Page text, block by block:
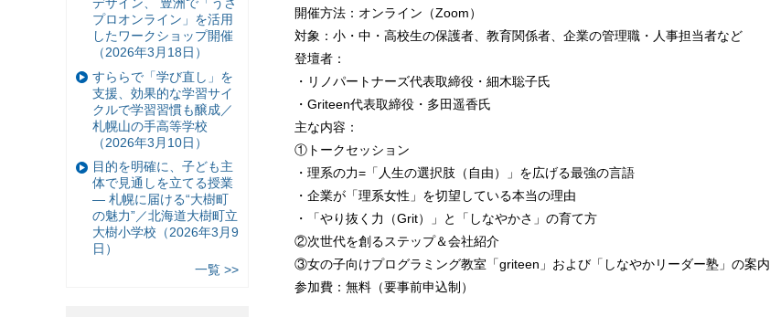
開催方法：オンライン（Zoom）
対象：小・中・高校生の保護者、教育関係者、企業の管理職・人事担当者など
登壇者：
・リノパートナーズ代表取締役・細木聡子氏
・Griteen代表取締役・多田遥香氏
主な内容：
①トークセッション
・理系の力=「人生の選択肢（自由）」を広げる最強の言語
・企業が「理系女性」を切望している本当の理由
・「やり抜く力（Grit）」と「しなやかさ」の育て方
②次世代を創るステップ＆会社紹介
③女の子向けプログラミング教室「griteen」および「しなやかリーダー塾」の案内
参加費：無料（要事前申込制）
プロオンライン」を活用
したワークショップ開催
（2026年3月18日）
すららで「学び直し」を
支援、効果的な学習サイ
クルで学習習慣も醸成／
札幌山の手高等学校
（2026年3月10日）
目的を明確に、子ども主
体で見通しを立てる授業
— 札幌に届ける“大樹町
の魅力”／北海道大樹町立
大樹小学校（2026年3月9
日）
一覧 >>